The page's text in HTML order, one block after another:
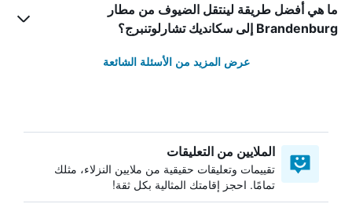
ما هي أفضل طريقة لينتقل الضيوف من مطار
Brandenburg إلى سكانديك تشارلوتنبرج؟
عرض المزيد من الأسئلة الشائعة
الملايين من التعليقات
تقييمات وتعليقات حقيقية من ملايين النزلاء، مثلك
تمامًا. احجز إقامتك المثالية بكل ثقة!